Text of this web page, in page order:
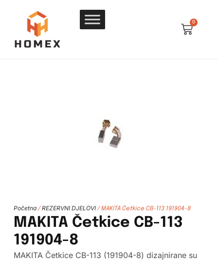
0
Početna/ REZERVNI DJELOVI/ MAKITA Četkice CB-113 191904-8
MAKITA Četkice CB-113
191904-8
MAKITA Četkice CB-113 (191904-8) dizajnirane su